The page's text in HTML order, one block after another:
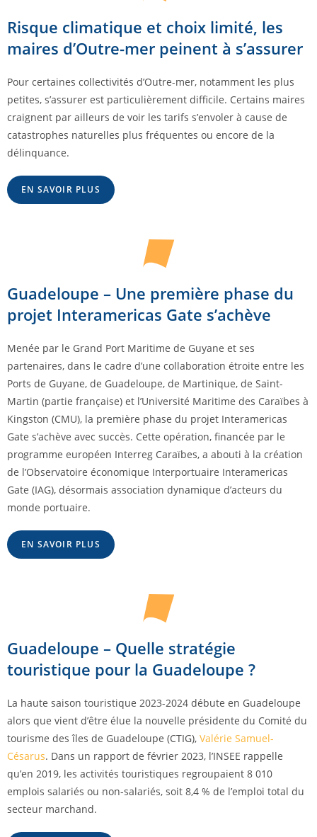
Risque climatique et choix limité, les
maires d’Outre-mer peinent à s’assurer
Pour certaines collectivités d’Outre-mer, notamment les plus
petites, s’assurer est particulièrement difficile. Certains maires
craignent par ailleurs de voir les tarifs s’envoler à cause de
catastrophes naturelles plus fréquentes ou encore de la
délinquance.
EN SAVOIR PLUS
Guadeloupe – Une première phase du
projet Interamericas Gate s’achève
Menée par le Grand Port Maritime de Guyane et ses
partenaires, dans le cadre d’une collaboration étroite entre les
Ports de Guyane, de Guadeloupe, de Martinique, de Saint-
Martin (partie française) et l’Université Maritime des Caraïbes à
Kingston (CMU), la première phase du projet Interamericas
Gate s’achève avec succès. Cette opération, financée par le
programme européen Interreg Caraïbes, a abouti à la création
de l’Observatoire économique Interportuaire Interamericas
Gate (IAG), désormais association dynamique d’acteurs du
monde portuaire.
EN SAVOIR PLUS
Guadeloupe – Quelle stratégie
touristique pour la Guadeloupe ?
La haute saison touristique 2023-2024 débute en Guadeloupe
alors que vient d’être élue la nouvelle présidente du Comité du
tourisme des îles de Guadeloupe (CTIG), Valérie Samuel-
Césarus. Dans un rapport de février 2023, l’INSEE rappelle
qu’en 2019, les activités touristiques regroupaient 8 010
emplois salariés ou non-salariés, soit 8,4 % de l’emploi total du
secteur marchand.